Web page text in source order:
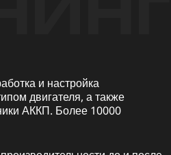
и настройка
двигателя, а также
АККП. Более 10000